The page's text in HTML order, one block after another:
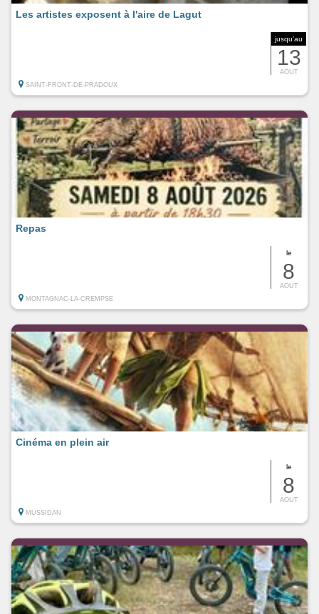
jusqu'au
13
AOUT
Les artistes exposent à l'aire de Lagut
SAINT-FRONT-DE-PRADOUX
le
8
AOUT
Repas
MONTAGNAC-LA-CREMPSE
le
8
AOUT
Cinéma en plein air
MUSSIDAN